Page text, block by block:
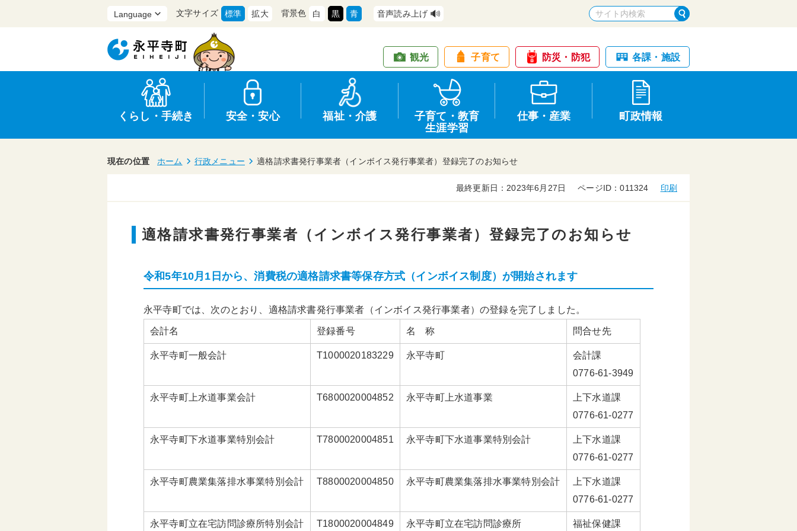
観光 子育て 防災・防犯 各課・施設
くらし・手続き 安全・安心 福祉・介護
子育て・教育
生涯学習
仕事・産業 町政情報
頑張る地方応援プロ
文字サイズ 標準 拡大 背景色 白 黒 青 音声読み上げ
現在の位置 ホーム 行政メニュー 適格請求書発行事業者（インボイス発行事業者）登録完了のお知らせ
最終更新日：2023年6月27日 ページID：011324 印刷
適格請求書発行事業者（インボイス発行事業者）登録完了のお知らせ
令和5年10月1日から、消費税の適格請求書等保存方式（インボイス制度）が開始されます
永平寺町では、次のとおり、適格請求書発行事業者（インボイス発行事業者）の登録を完了しました。
会計名 登録番号 名 称 問合せ先
永平寺町一般会計 T1000020183229 永平寺町
会計課
0776-61-3949
永平寺町上水道事業会計 T6800020004852 永平寺町上水道事業
上下水道課
0776-61-0277
永平寺町下水道事業特別会計 T7800020004851 永平寺町下水道事業特別会計
上下水道課
0776-61-0277
永平寺町農業集落排水事業特別会計 T8800020004850 永平寺町農業集落排水事業特別会計
上下水道課
0776-61-0277
永平寺町立在宅訪問診療所特別会計 T1800020004849 永平寺町立在宅訪問診療所
福祉保健課